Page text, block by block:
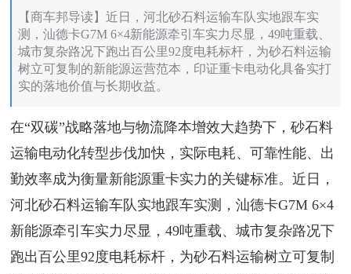
【商车邦导读】近日，河北砂石料运输车队实地跟车实
测，汕德卡G7M 6×4新能源牵引车实力尽显，49吨重载、
城市复杂路况下跑出百公里92度电耗标杆，为砂石料运输
树立可复制的新能源运营范本，印证重卡电动化具备实打
实的落地价值与长期收益。
在“双碳”战略落地与物流降本增效大趋势下，砂石料
运输电动化转型步伐加快，实际电耗、可靠性能、出
勤效率成为衡量新能源重卡实力的关键标准。近日，
河北砂石料运输车队实地跟车实测，汕德卡G7M 6×4
新能源牵引车实力尽显，49吨重载、城市复杂路况下
跑出百公里92度电耗标杆，为砂石料运输树立可复制